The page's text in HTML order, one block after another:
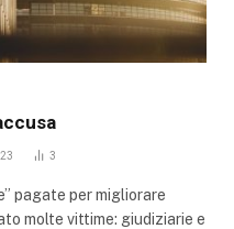
3
pagate per migliorare
molte vittime: giudiziarie e